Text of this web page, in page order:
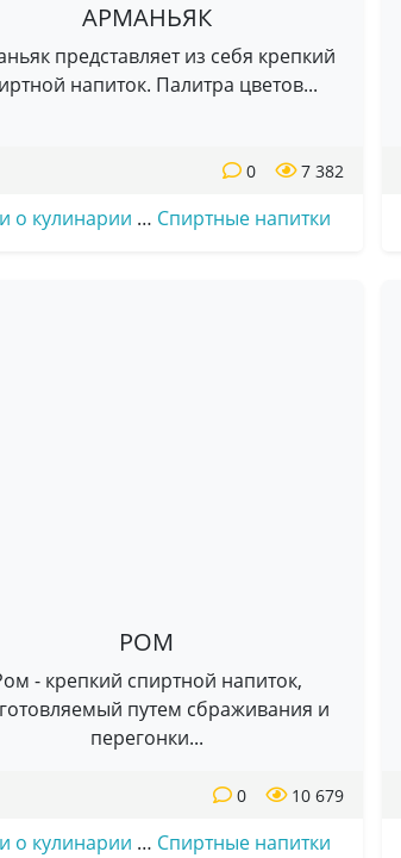
АРМАНЬЯК
представляет из себя крепкий
напиток. Палитра цветов...
7 382
0
о кулинарии … Спиртные напитки
РОМ
- крепкий спиртной напиток,
путем сбраживания и
перегонки...
10 679
0
о кулинарии … Спиртные напитки